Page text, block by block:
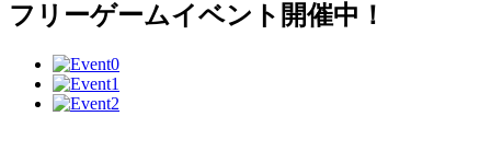
フリーゲームイベント開催中！